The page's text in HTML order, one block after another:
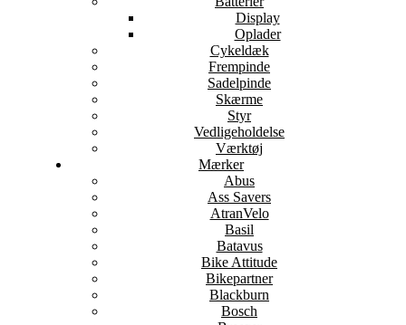
Display
Oplader
Cykeldæk
Frempinde
Sadelpinde
Skærme
Styr
Vedligeholdelse
Værktøj
Mærker
Abus
Ass Savers
AtranVelo
Basil
Batavus
Bike Attitude
Bikepartner
Blackburn
Bosch